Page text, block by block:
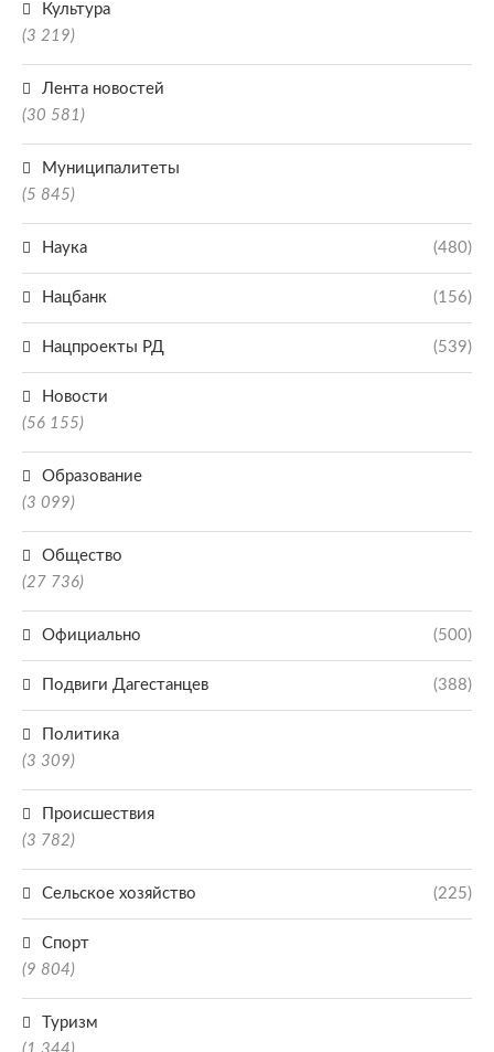
Культура
(3 219)
Лента новостей
(30 581)
Муниципалитеты
(5 845)
Наука (480)
Нацбанк (156)
Нацпроекты РД (539)
Новости
(56 155)
Образование
(3 099)
Общество
(27 736)
Официально (500)
Подвиги Дагестанцев (388)
Политика
(3 309)
Происшествия
(3 782)
Сельское хозяйство (225)
Спорт
(9 804)
Туризм